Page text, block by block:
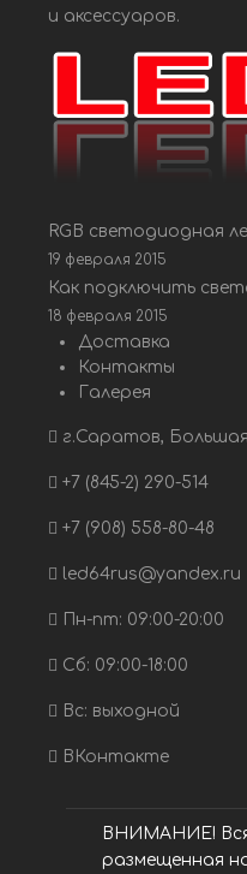
и аксессуаров.
RGB светодиодная
19 февраля 2015
Как подключить
18 февраля 2015
Доставка
Контакты
Галерея
г.Саратов,
+7 (845-2) 290-514
+7 (908) 558-80-48
led64rus@yandex.ru
Пн-пт: 09:00-20:00
Сб: 09:00-18:00
Вс: выходной
ВКонтакте
ВНИМАНИЕ!
размещенная